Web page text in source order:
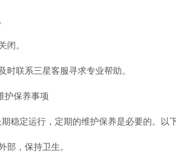
闭。
时联系三星客服寻求专业帮助。
护保养事项
稳定运行，定期的维护保养是必要的。以
部，保持卫生。